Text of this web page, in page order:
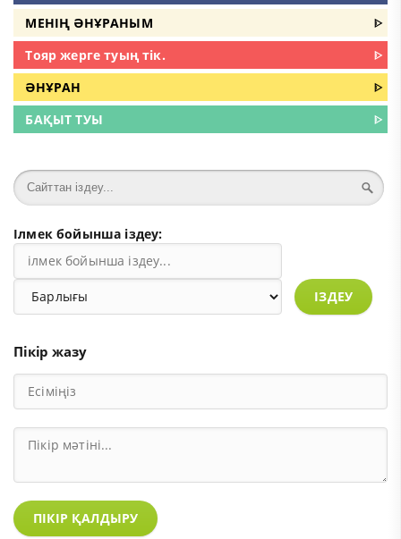
МЕНIҢ ӘНҰРАНЫМ
ᐈ
Тояр жерге туың тік.
ᐈ
ӘНҰРАН
ᐈ
БАҚЫТ ТУЫ
ᐈ
Ілмек бойынша іздеу:
ІЗДЕУ
Пікір жазу
ПІКІР ҚАЛДЫРУ